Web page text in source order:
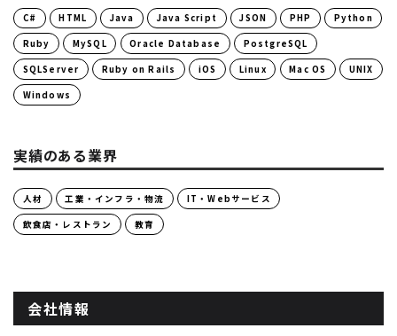
C# HTML Java Java Script JSON PHP Python
Ruby MySQL Oracle Database PostgreSQL
SQLServer Ruby on Rails iOS Linux Mac OS UNIX
Windows
実績のある業界
人材 工業・インフラ・物流 IT・Webサービス
飲食店・レストラン 教育
会社情報